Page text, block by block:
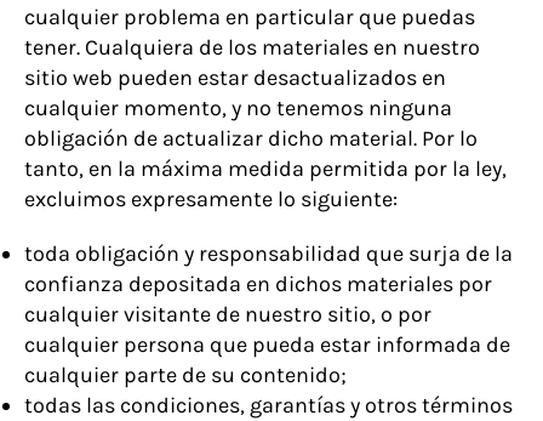
cualquier problema en particular que puedas
tener. Cualquiera de los materiales en nuestro
sitio web pueden estar desactualizados en
cualquier momento, y no tenemos ninguna
obligación de actualizar dicho material. Por lo
tanto, en la máxima medida permitida por la ley,
excluimos expresamente lo siguiente:
toda obligación y responsabilidad que surja de la
confianza depositada en dichos materiales por
cualquier visitante de nuestro sitio, o por
cualquier persona que pueda estar informada de
cualquier parte de su contenido;
todas las condiciones, garantías y otros términos